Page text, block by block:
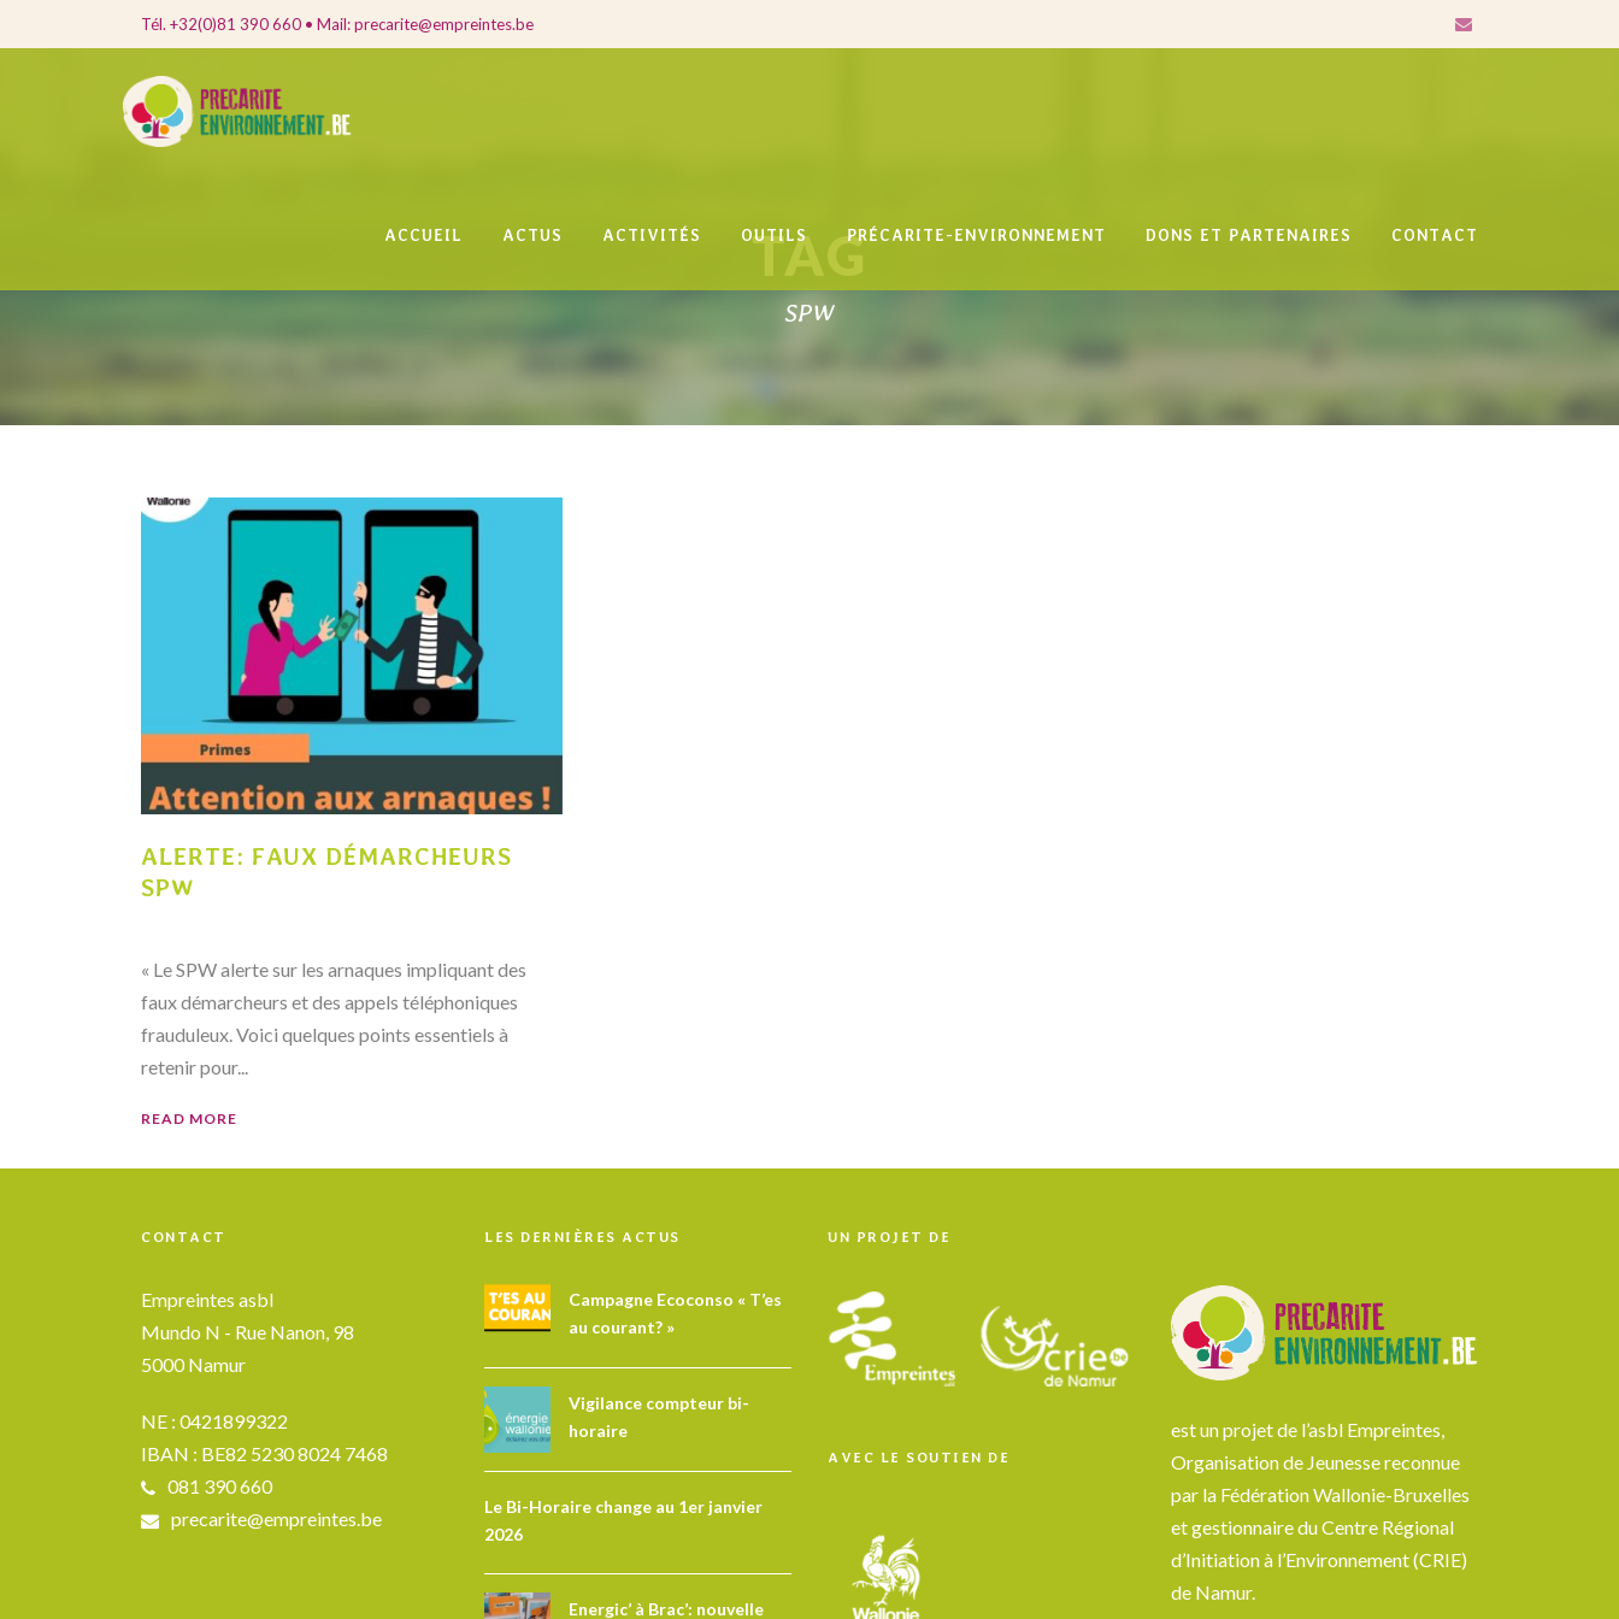
Tél. +32(0)81 390 660 • Mail: precarite@empreintes.be
ACCUEIL ACTUS ACTIVITÉS OUTILS PRÉCARITE-ENVIRONNEMENT DONS ET PARTENAIRES CONTACT
TAG
SPW
ALERTE: FAUX DÉMARCHEURS
SPW
« Le SPW alerte sur les arnaques impliquant des
faux démarcheurs et des appels téléphoniques
frauduleux. Voici quelques points essentiels à
retenir pour...
READ MORE
CONTACT
Empreintes asbl
Mundo N - Rue Nanon, 98
5000 Namur
NE : 0421899322
IBAN : BE82 5230 8024 7468
081 390 660
precarite@empreintes.be
LES DERNIÈRES ACTUS
Campagne Ecoconso « T’es
au courant? »
Vigilance compteur bi-
horaire
Le Bi-Horaire change au 1er janvier
2026
Energic’ à Brac’: nouvelle
UN PROJET DE
AVEC LE SOUTIEN DE
est un projet de l’asbl Empreintes,
Organisation de Jeunesse reconnue
par la Fédération Wallonie-Bruxelles
et gestionnaire du Centre Régional
d’Initiation à l’Environnement (CRIE)
de Namur.